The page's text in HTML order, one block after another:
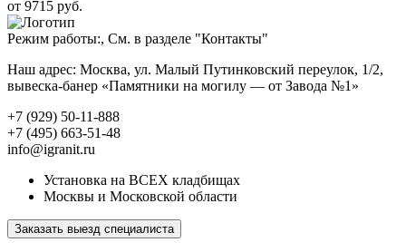
от 9715 руб.
Режим работы:, См. в разделе "Контакты"
Наш адрес: Москва, ул. Малый Путинковский переулок, 1/2,
вывеска-банер «Памятники на могилу — от Завода №1»
+7 (929) 50-11-888
+7 (495) 663-51-48
info@igranit.ru
Установка на ВСЕХ кладбищах
Москвы и Московской области
Заказать выезд специалиста